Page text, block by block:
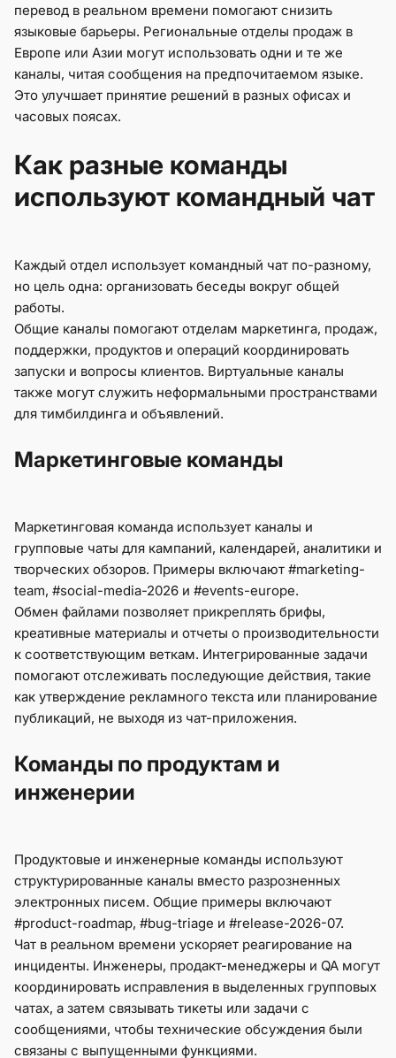
перевод в реальном времени помогают снизить
языковые барьеры. Региональные отделы продаж в
Европе или Азии могут использовать одни и те же
каналы, читая сообщения на предпочитаемом языке.
Это улучшает принятие решений в разных офисах и
часовых поясах.
Как разные команды
используют командный чат
Каждый отдел использует командный чат по-разному,
но цель одна: организовать беседы вокруг общей
работы.
Общие каналы помогают отделам маркетинга, продаж,
поддержки, продуктов и операций координировать
запуски и вопросы клиентов. Виртуальные каналы
также могут служить неформальными пространствами
для тимбилдинга и объявлений.
Маркетинговые команды
Маркетинговая команда использует каналы и
групповые чаты для кампаний, календарей, аналитики и
творческих обзоров. Примеры включают #marketing-
team, #social-media-2026 и #events-europe.
Обмен файлами позволяет прикреплять брифы,
креативные материалы и отчеты о производительности
к соответствующим веткам. Интегрированные задачи
помогают отслеживать последующие действия, такие
как утверждение рекламного текста или планирование
публикаций, не выходя из чат-приложения.
Команды по продуктам и
инженерии
Продуктовые и инженерные команды используют
структурированные каналы вместо разрозненных
электронных писем. Общие примеры включают
#product-roadmap, #bug-triage и #release-2026-07.
Чат в реальном времени ускоряет реагирование на
инциденты. Инженеры, продакт-менеджеры и QA могут
координировать исправления в выделенных групповых
чатах, а затем связывать тикеты или задачи с
сообщениями, чтобы технические обсуждения были
связаны с выпущенными функциями.